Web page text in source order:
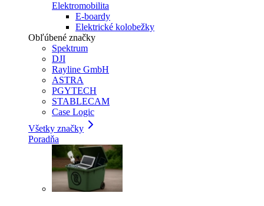
Elektromobilita
E-boardy
Elektrické kolobežky
Obľúbené značky
Spektrum
DJI
Rayline GmbH
ASTRA
PGYTECH
STABLECAM
Case Logic
Všetky značky
Poradňa